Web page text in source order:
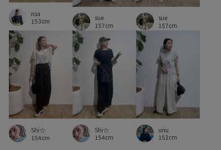
フォーマルシーン フレアパンツ ベルト ベーシック
ポリウレタン ポリエステル ラインがひびきにくい
ロングスカート ワイドデニム ワイドパンツ
ワンピース 上品 伸縮性 優しい印象 光沢感
入園式 別注 卒園式入学式 卒業式入学式
定番色 幅広 抗菌防臭 明るいカラー
着回しやすい 細見え 自宅で洗える
華やか 通気性
risa
153cm
sue
157cm
sue
157cm
Shi☆
154cm
Shi☆
154cm
uriu
152cm